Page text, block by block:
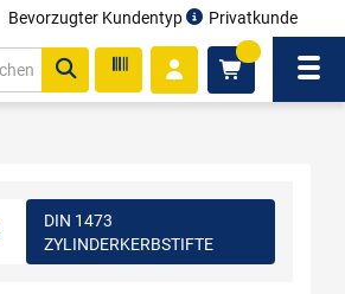
Bevorzugter Kundentyp Privatkunde
DIN 1473
ZYLINDERKERBSTIFTE